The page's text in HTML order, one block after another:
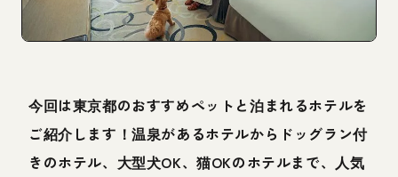
今回は東京都のおすすめペットと泊まれるホテルを
ご紹介します！温泉があるホテルからドッグラン付
きのホテル、大型犬OK、猫OKのホテルまで、人気